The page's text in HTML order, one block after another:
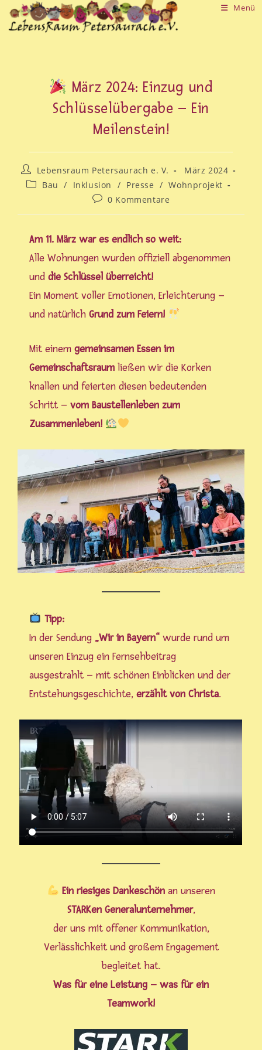
Zum
Inhalt
Menü
März 2024: Einzug und
Schlüsselübergabe – Ein
Meilenstein!
Beitrags-
Autor:
Lebensraum Petersaurach e. V.Beitrag veröffentlicht:
1. März 2024
Beitrags-
Bau / Inklusion / Presse / Wohnprojekt
Beitrags-
0 Kommentare
Am 11. März war es endlich so weit:
Alle Wohnungen wurden offiziell abgenommen
und die Schlüssel überreicht!
Ein Moment voller Emotionen, Erleichterung –
und natürlich Grund zum Feiern!
Mit einem gemeinsamen Essen im
Gemeinschaftsraum ließen wir die Korken
knallen und feierten diesen bedeutenden
Schritt – vom Baustellenleben zum
Zusammenleben!
Tipp:
In der Sendung „Wir in Bayern“ wurde rund um
unseren Einzug ein Fernsehbeitrag
ausgestrahlt – mit schönen Einblicken und der
Entstehungsgeschichte, erzählt von Christa.
Ein riesiges Dankeschönan unseren
STARKen Generalunternehmer,
der uns mit offener Kommunikation,
Verlässlichkeit und großem Engagement
begleitet hat.
Was für eine Leistung – was für ein
Teamwork!